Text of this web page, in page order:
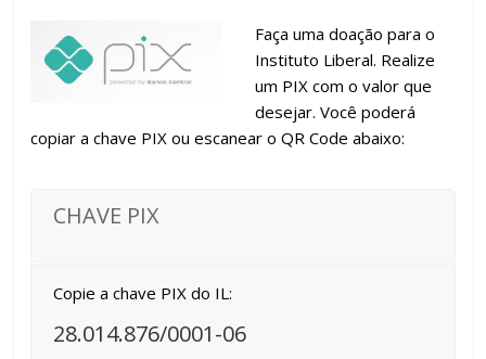
Faça uma doação para o
Instituto Liberal. Realize
um PIX com o valor que
desejar. Você poderá
copiar a chave PIX ou escanear o QR Code abaixo:
CHAVE PIX
Copie a chave PIX do IL:
28.014.876/0001-06